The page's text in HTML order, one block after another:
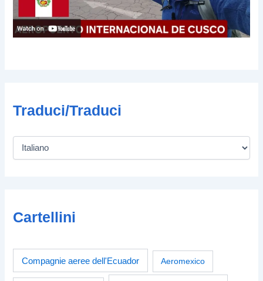
Traduci/Traduci
Cartellini
Compagnie aeree dell'Ecuador Aeromexico